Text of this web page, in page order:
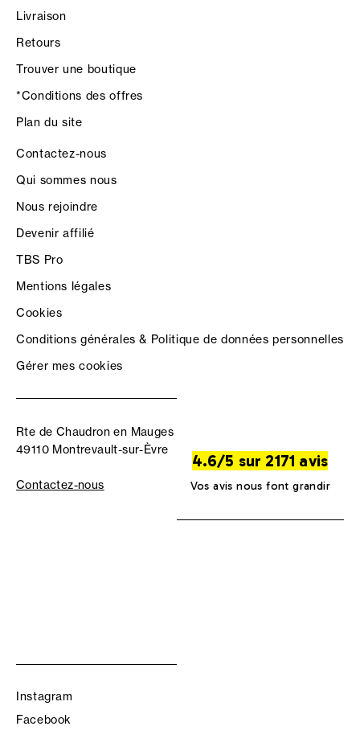
Livraison
Retours
Trouver une boutique
*Conditions des offres
Plan du site
Contactez-nous
Qui sommes nous
Nous rejoindre
Devenir affilié
TBS Pro
Mentions légales
Cookies
Conditions générales & Politique de données personnelles
Gérer mes cookies
Rte de Chaudron en Mauges
49110 Montrevault-sur-Èvre
Contactez-nous
4.6/5 sur 2171 avis
Vos avis nous font grandir
Instagram
Facebook